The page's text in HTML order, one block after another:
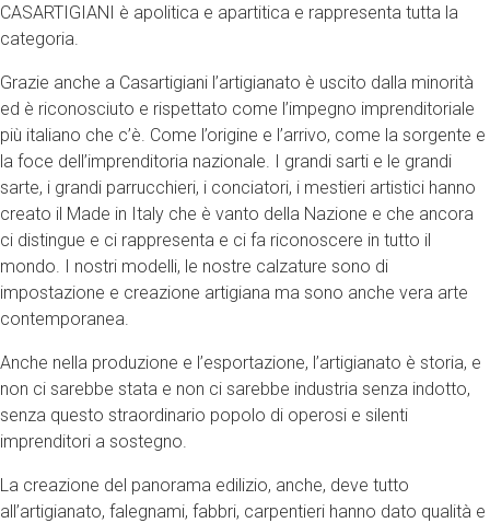
CASARTIGIANI è apolitica e apartitica e rappresenta tutta la
categoria.
Grazie anche a Casartigiani l’artigianato è uscito dalla minorità
ed è riconosciuto e rispettato come l’impegno imprenditoriale
più italiano che c’è. Come l’origine e l’arrivo, come la sorgente e
la foce dell’imprenditoria nazionale. I grandi sarti e le grandi
sarte, i grandi parrucchieri, i conciatori, i mestieri artistici hanno
creato il Made in Italy che è vanto della Nazione e che ancora
ci distingue e ci rappresenta e ci fa riconoscere in tutto il
mondo. I nostri modelli, le nostre calzature sono di
impostazione e creazione artigiana ma sono anche vera arte
contemporanea.
Anche nella produzione e l’esportazione, l’artigianato è storia, e
non ci sarebbe stata e non ci sarebbe industria senza indotto,
senza questo straordinario popolo di operosi e silenti
imprenditori a sostegno.
La creazione del panorama edilizio, anche, deve tutto
all’artigianato, falegnami, fabbri, carpentieri hanno dato qualità e